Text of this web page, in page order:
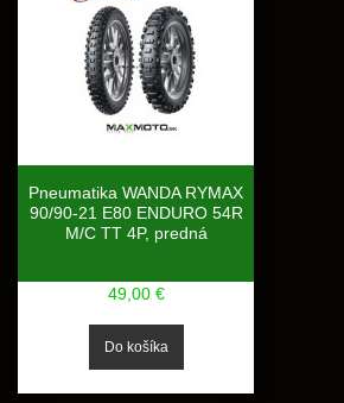
Pneumatika WANDA RYMAX
90/90-21 E80 ENDURO 54R
M/C TT 4P, predná
49,00 €